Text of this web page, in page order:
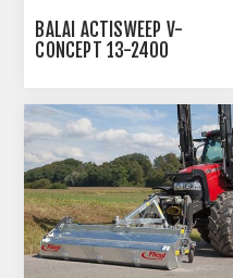
BALAI ACTISWEEP V-
CONCEPT 13-2400